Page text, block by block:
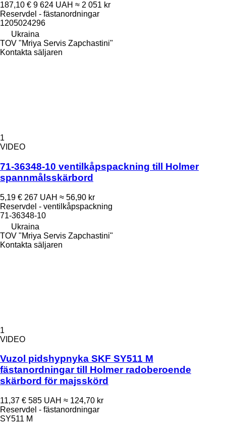
187,10 € 9 624 UAH ≈ 2 051 kr
Reservdel - fästanordningar
1205024296
Ukraina
TOV "Mriya Servis Zapchastini"
Kontakta säljaren
1
VIDEO
71-36348-10 ventilkåpspackning till Holmer
spannmålsskärbord
5,19 € 267 UAH ≈ 56,90 kr
Reservdel - ventilkåpspackning
71-36348-10
Ukraina
TOV "Mriya Servis Zapchastini"
Kontakta säljaren
1
VIDEO
Vuzol pidshypnyka SKF SY511 M
fästanordningar till Holmer radoberoende
skärbord för majsskörd
11,37 € 585 UAH ≈ 124,70 kr
Reservdel - fästanordningar
SY511 M